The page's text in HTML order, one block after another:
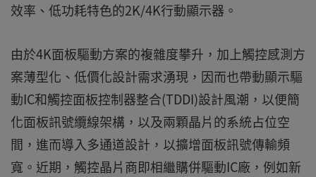
效率、低功耗特色的2K/4K行動顯示器。
由於4K面板驅動方案的複雜度攀升，加上觸控感測方
案薄型化、低價化設計需求湧現，因而也帶動顯示驅
動IC和觸控面板控制器整合(TDDI)設計風潮，以便簡
化面板訊號纜線架構，以及兩顆晶片的系統占位空
間，進而導入多通道設計，以擴增面板訊號傳輸頻
寬。近期，觸控晶片商即相繼購併驅動IC廠，例如新